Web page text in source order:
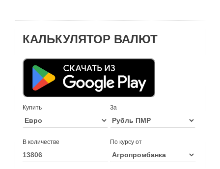
КАЛЬКУЛЯТОР ВАЛЮТ
Купить За
В количестве По курсу от